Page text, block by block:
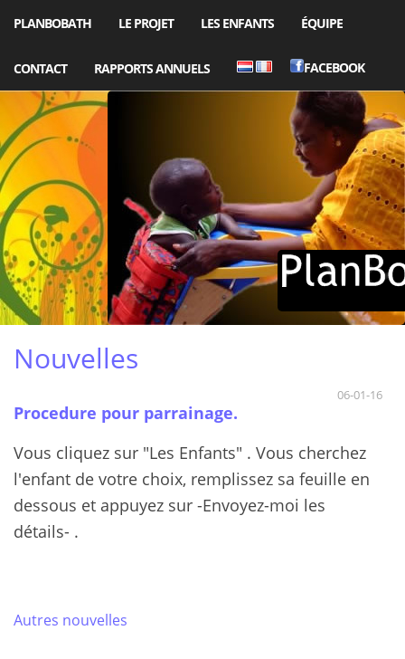
PLANBOBATH LE PROJET LES ENFANTS ÉQUIPE
CONTACT RAPPORTS ANNUELS FACEBOOK
Nouvelles
06-01-16
Procedure pour parrainage.
Vous cliquez sur "Les Enfants" . Vous cherchez
l'enfant de votre choix, remplissez sa feuille en
dessous et appuyez sur -Envoyez-moi les
détails- .
Autres nouvelles